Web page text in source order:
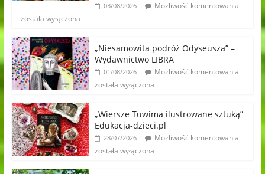
03/08/2026
Możliwość komentowania
została wyłączona
„Niesamowita podróż Odyseusza” –
Wydawnictwo LIBRA
01/08/2026
Możliwość komentowania
została wyłączona
„Wiersze Tuwima ilustrowane sztuką”
Edukacja-dzieci.pl
28/07/2026
Możliwość komentowania
została wyłączona